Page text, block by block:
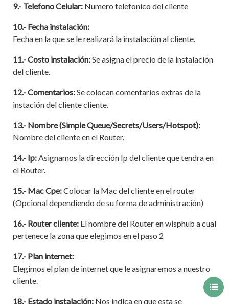
9.- Telefono Celular: Numero telefonico del cliente
10.- Fecha instalación:
Fecha en la que se le realizará la instalación al cliente.
11.-Costo instalación:Se asigna el precio de la instalación
del cliente.
12.- Comentarios:Se colocan comentarios extras de la
instación del cliente cliente.
13.- Nombre (Simple Queue/Secrets/Users/Hotspot):
Nombre del cliente en el Router.
14.- Ip: Asignamos la dirección Ip del cliente que tendra en
el Router.
15.- Mac Cpe:Colocar la Mac del cliente en el router
(Opcional dependiendo de su forma de administración)
16.- Router cliente: El nombre del Router en wisphub a cual
pertenece la zona que elegimos en el paso 2
17.- Plan internet:
Elegimos el plan de internet que le asignaremos a nuestro
cliente.
18.- Estado instalación: Nos indica en que esta se